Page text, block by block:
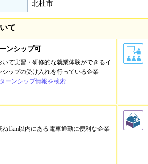
北杜市
て
ンシップ可
いて実習・研修的な就業体験ができるイ
シップの受け入れを行っている企業
ーンシップ情報を検索
ね1km以内にある電車通勤に便利な企業